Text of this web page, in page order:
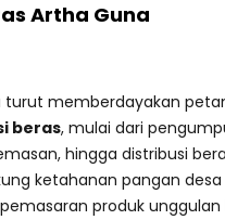
Artha Guna
turut memberdayakan
beras, mulai dari
hingga distribusi
ketahanan pangan
produk unggulan